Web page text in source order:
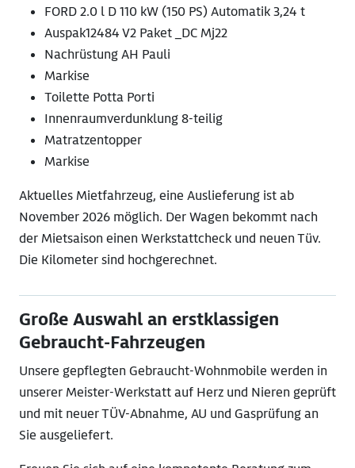
FORD 2.0 l D 110 kW (150 PS) Automatik 3,24 t
Auspak12484 V2 Paket _DC Mj22
Nachrüstung AH Pauli
Markise
Toilette Potta Porti
Innenraumverdunklung 8-teilig
Matratzentopper
Markise
Aktuelles Mietfahrzeug, eine Auslieferung ist ab
November 2026 möglich. Der Wagen bekommt nach
der Mietsaison einen Werkstattcheck und neuen Tüv.
Die Kilometer sind hochgerechnet.
Große Auswahl an erstklassigen
Gebraucht-Fahrzeugen
Unsere gepflegten Gebraucht-Wohnmobile werden in
unserer Meister-Werkstatt auf Herz und Nieren geprüft
und mit neuer TÜV-Abnahme, AU und Gasprüfung an
Sie ausgeliefert.